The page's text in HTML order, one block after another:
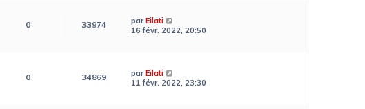
0 33974 parEilati
16 févr. 2022, 20:50
0 34869 parEilati
11 févr. 2022, 23:30